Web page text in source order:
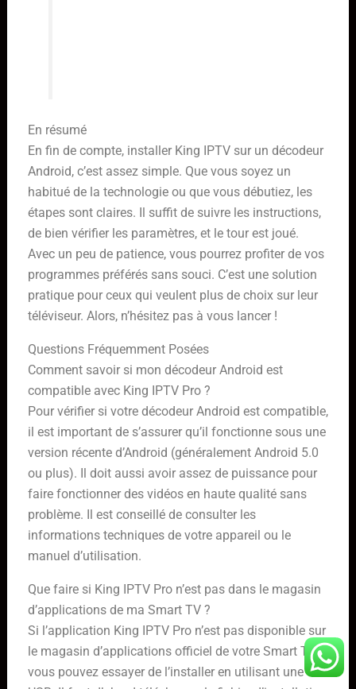
En résumé
En fin de compte, installer King IPTV sur un décodeur
Android, c’est assez simple. Que vous soyez un
habitué de la technologie ou que vous débutiez, les
étapes sont claires. Il suffit de suivre les instructions,
de bien vérifier les paramètres, et le tour est joué.
Avec un peu de patience, vous pourrez profiter de vos
programmes préférés sans souci. C’est une solution
pratique pour ceux qui veulent plus de choix sur leur
téléviseur. Alors, n’hésitez pas à vous lancer !
Questions Fréquemment Posées
Comment savoir si mon décodeur Android est
compatible avec King IPTV Pro ?
Pour vérifier si votre décodeur Android est compatible,
il est important de s’assurer qu’il fonctionne sous une
version récente d’Android (généralement Android 5.0
ou plus). Il doit aussi avoir assez de puissance pour
faire fonctionner des vidéos en haute qualité sans
problème. Il est conseillé de consulter les
informations techniques de votre appareil ou le
manuel d’utilisation.
Que faire si King IPTV Pro n’est pas dans le magasin
d’applications de ma Smart TV ?
Si l’application King IPTV Pro n’est pas disponible sur
le magasin d’applications officiel de votre Smart TV,
vous pouvez essayer de l’installer en utilisant une clé